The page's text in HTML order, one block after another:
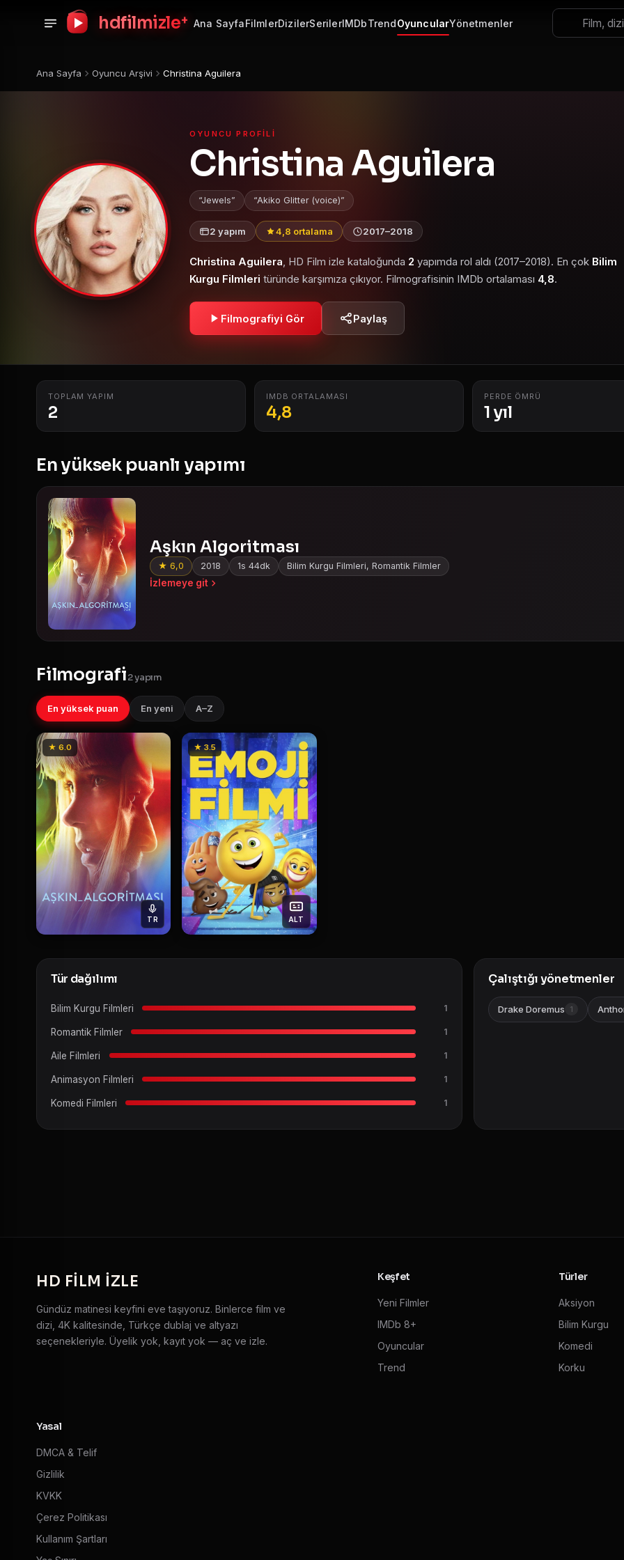
hdfilmizle+ Ana SayfaFilmlerDizilerSerilerIMDbTrendOyuncularYönetmenler
Ana Sayfa Oyuncu Arşivi Christina Aguilera
OYUNCU PROFILI
Christina Aguilera
Jewels Akiko Glitter (voice)
2 yapım 4,8 ortalama 2017–2018
Christina Aguilera, HD Film izle kataloğunda 2 yapımda rol aldı (2017–2018). En çok Bilim
Kurgu Filmleri türünde karşımıza çıkıyor. Filmografisinin IMDb ortalaması 4,8.
Filmografiyi Gör Paylaş
TOPLAM YAPIM
2
IMDB ORTALAMASI
4,8
PERDE ÖMRÜ
1 yıl
En yüksek puanlı yapımı
Aşkın Algoritması
★ 6,0 2018 1s 44dk Bilim Kurgu Filmleri, Romantik Filmler
İzlemeye git
Filmografi2 yapım
En yüksek puan En yeni A–Z
★ 6.0
TR
★ 3.5
ALT
Tür dağılımı
Bilim Kurgu Filmleri 1
Romantik Filmler 1
Aile Filmleri 1
Animasyon Filmleri 1
Komedi Filmleri 1
Çalıştığı yönetmenler
Drake Doremus 1
HD FILM IZLE
Gündüz matinesi keyfini eve taşıyoruz. Binlerce film ve
dizi, 4K kalitesinde, Türkçe dublaj ve altyazı
seçenekleriyle. Üyelik yok, kayıt yok — aç ve izle.
Keşfet
Yeni Filmler
IMDb 8+
Oyuncular
Trend
Türler
Aksiyon
Bilim Kurgu
Komedi
Korku
Yasal
DMCA & Telif
Gizlilik
KVKK
Çerez Politikası
Kullanım Şartları